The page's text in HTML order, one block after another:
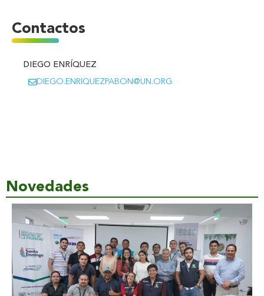
Contactos
DIEGO ENRÍQUEZ
DIEGO.ENRIQUEZPABON@UN.ORG
Novedades